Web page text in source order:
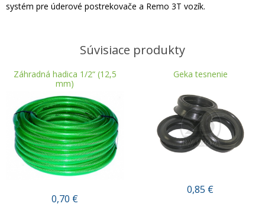
systém pre úderové postrekovače a Remo 3T vozík.
Súvisiace produkty
Záhradná hadica 1/2“ (12,5
mm)
0,70 €
Geka tesnenie
0,85 €